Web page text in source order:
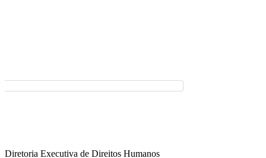
Diretoria Executiva de Direitos Humanos